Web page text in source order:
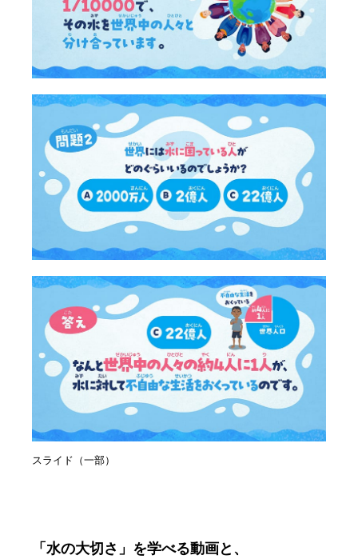
スライド（一部）
「水の大切さ」を学べる動画と、